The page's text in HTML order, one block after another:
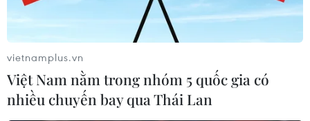
(TTXVN/Vietnam+)
vietnamplus.vn
Việt Nam nằm trong nhóm 5 quốc gia có
nhiều chuyến bay qua Thái Lan